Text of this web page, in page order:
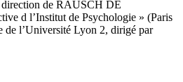
direction de RAUSCH DE
d l’Institut de Psychologie » (Paris
l’Université Lyon 2, dirigé par